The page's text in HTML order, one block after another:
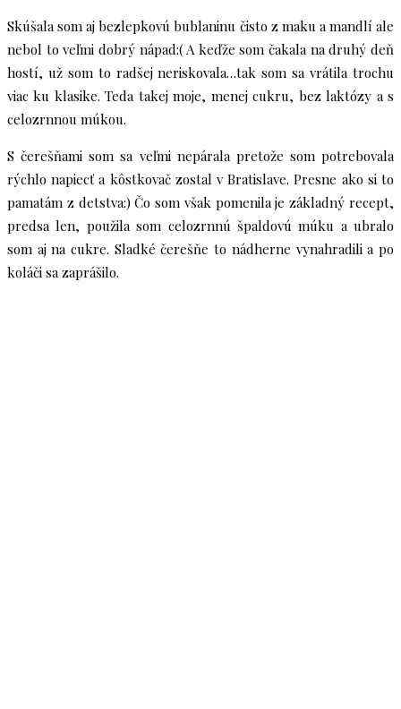
Skúšala som aj bezlepkovú bublaninu čisto z maku a mandlí ale
nebol to veľmi dobrý nápad:( A keďže som čakala na druhý deň
hostí, už som to radšej neriskovala…tak som sa vrátila trochu
viac ku klasike. Teda takej moje, menej cukru, bez laktózy a s
celozrnnou múkou.
S čerešňami som sa veľmi nepárala pretože som potrebovala
rýchlo napiecť a kôstkovač zostal v Bratislave. Presne ako si to
pamatám z detstva:) Čo som však pomenila je základný recept,
predsa len, použila som celozrnnú špaldovú múku a ubralo
som aj na cukre. Sladké čerešňe to nádherne vynahradili a po
koláči sa zaprášilo.